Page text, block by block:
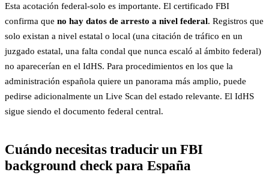
Esta acotación federal-solo es importante. El certificado FBI
confirma que no hay datos de arresto a nivel federal. Registros que
solo existan a nivel estatal o local (una citación de tráfico en un
juzgado estatal, una falta condal que nunca escaló al ámbito federal)
no aparecerían en el IdHS. Para procedimientos en los que la
administración española quiere un panorama más amplio, puede
pedirse adicionalmente un Live Scan del estado relevante. El IdHS
sigue siendo el documento federal central.
Cuándo necesitas traducir un FBI
background check para España